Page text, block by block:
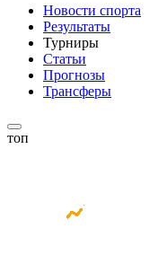
Новости спорта
Результаты
Турниры
Статьи
Прогнозы
Трансферы
топ